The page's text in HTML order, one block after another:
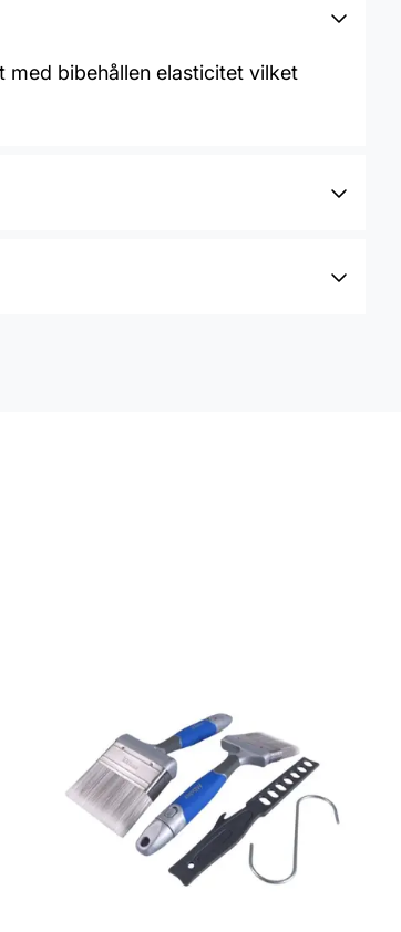
bibehållen elasticitet vilket